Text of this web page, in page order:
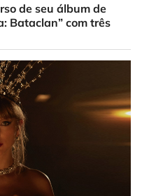
de seu álbum de
Bataclan” com três